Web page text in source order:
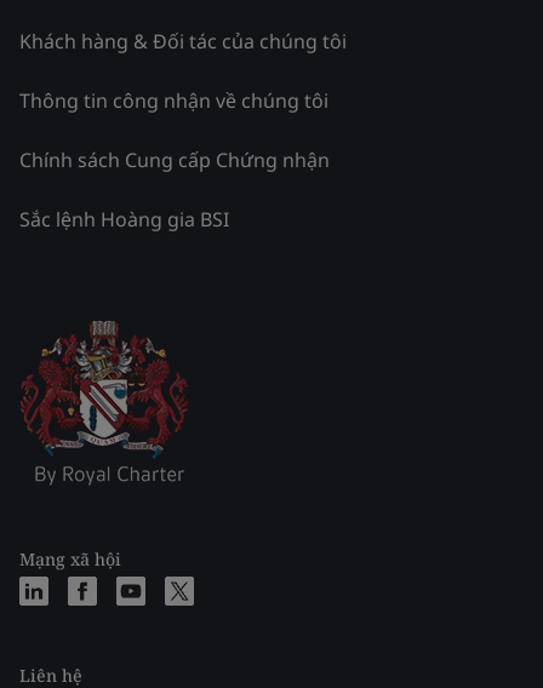
Khách hàng & Đối tác của chúng tôi
Thông tin công nhận về chúng tôi
Chính sách Cung cấp Chứng nhận
Sắc lệnh Hoàng gia BSI
Mạng xã hội
Liên hệ